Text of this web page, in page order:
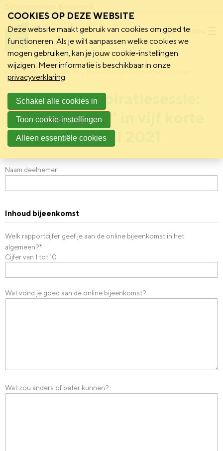
Menu
Schoonmakend Nederland
Evaluatie ‘Inspiratiesessie:
Duurzaamheid' in vijf korte
vragen - 19 april 2021
Naam deelnemer
Inhoud bijeenkomst
Welk rapportcijfer geef je aan de online bijeenkomst in het
algemeen?*
Cijfer van 1 tot 10
Wat vond je goed aan de online bijeenkomst?
Wat zou anders of beter kunnen?
COOKIES OP DEZE WEBSITE
Deze website maakt gebruik van cookies om goed te
functioneren. Als je wilt aanpassen welke cookies we
mogen gebruiken, kan je jouw cookie-instellingen
wijzigen. Meer informatie is beschikbaar in onze
privacyverklaring.
Schakel alle cookies in
Toon cookie-instellingen
Alleen essentiële cookies